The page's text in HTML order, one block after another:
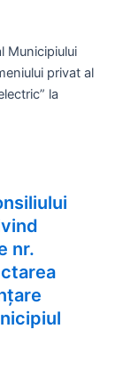
Municipiului
privat al
la
nr.